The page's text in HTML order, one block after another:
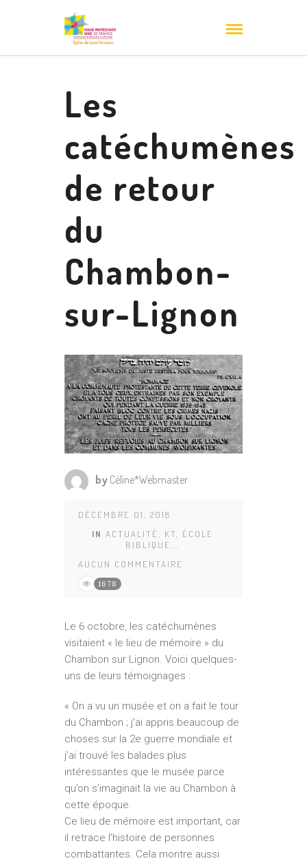
Les
catéchumènes
de retour
du
Chambon-
sur-Lignon
by Céline*Webmaster
DÉCEMBRE 01, 2018
IN ACTUALITÉ
KT, ÉCOLE
BIBLIQUE...
AUCUN COMMENTAIRE
1678
Le 6 octobre, les catéchumènes
visitaient « le lieu de mémoire » du
Chambon sur Lignon. Voici quelques-
uns de leurs témoignages :
« On a vu un musée et on a fait le tour
du Chambon ; j’ai appris beaucoup de
choses sur la 2e guerre mondiale et
j’ai trouvé les balades plus
intéressantes que le musée parce
qu’on s’imaginait la vie au Chambon à
cette époque.
Ce lieu de mémoire est important, car
il retrace l’histoire de personnes
combattantes. Cela montre aussi